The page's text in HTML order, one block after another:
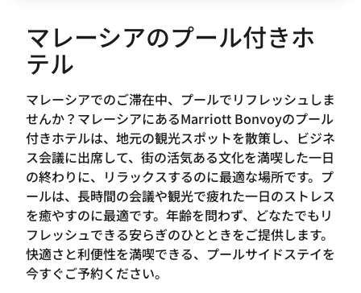
マレーシアのプール付きホ
テル
マレーシアでのご滞在中、プールでリフレッシュしま
せんか？マレーシアにあるMarriott Bonvoyのプール
付きホテルは、地元の観光スポットを散策し、ビジネ
ス会議に出席して、街の活気ある文化を満喫した一日
の終わりに、リラックスするのに最適な場所です。プ
ールは、長時間の会議や観光で疲れた一日のストレス
を癒やすのに最適です。年齢を問わず、どなたでもリ
フレッシュできる安らぎのひとときをご提供します。
快適さと利便性を満喫できる、プールサイドステイを
今すぐご予約ください。